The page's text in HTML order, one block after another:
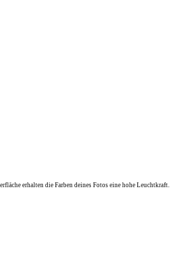
erhalten die Farben deines Fotos eine hohe Leuchtkraft.